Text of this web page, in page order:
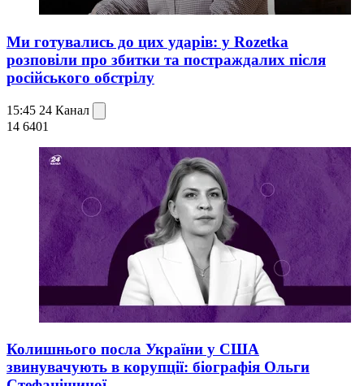
Ми готувались до цих ударів: у Rozetka
розповіли про збитки та постраждалих після
російського обстрілу
15:45 24 Канал
14 6401
Колишнього посла України у США
звинувачують в корупції: біографія Ольги